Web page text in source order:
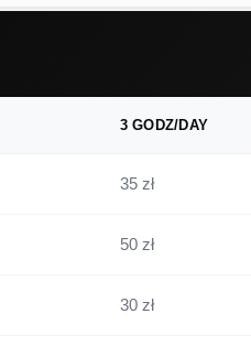
3 GODZ/DAY
35 zł
50 zł
30 zł